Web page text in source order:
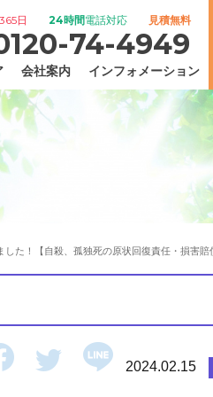
会社案内 インフォメーション
365日 24時間電話対応 見積無料
74-4949
した！【自殺、孤独死の原状回復責任・損害賠
2024.02.15